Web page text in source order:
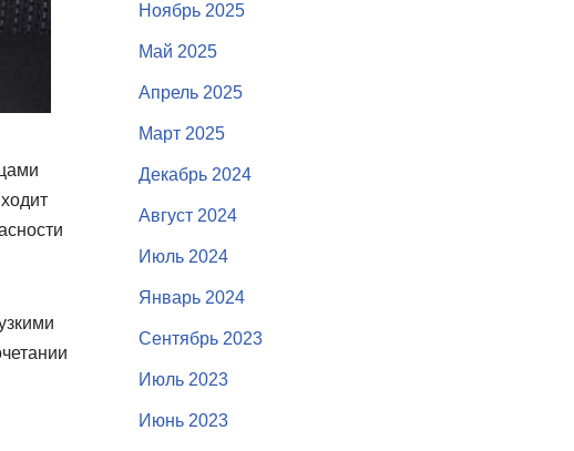
Ноябрь 2025
Май 2025
Апрель 2025
Март 2025
Декабрь 2024
Август 2024
Июль 2024
Январь 2024
Сентябрь 2023
Июль 2023
Июнь 2023